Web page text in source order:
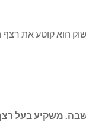
הוא קוטע את
משקיע בעל